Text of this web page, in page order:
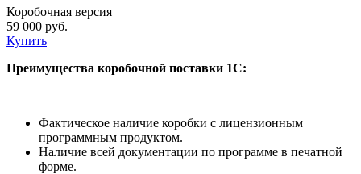
Коробочная версия
59 000 руб.
Купить
Преимущества коробочной поставки 1С:
Фактическое наличие коробки с лицензионным
программным продуктом.
Наличие всей документации по программе в печатной
форме.